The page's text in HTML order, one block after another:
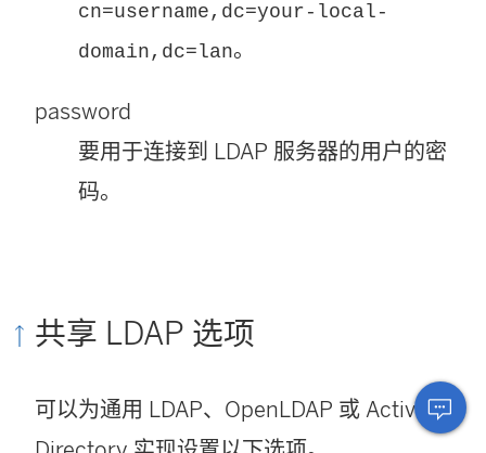
cn=username,dc=your-local-
domain,dc=lan。
password
要用于连接到 LDAP 服务器的用户的密
码。
共享 LDAP 选项
可以为通用 LDAP、OpenLDAP 或 Active